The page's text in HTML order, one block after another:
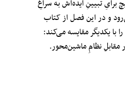
برایِ تبیینِ ایده‌اش به سراغ‌ِ
و در این فصل از کتاب
با یکدیگر مقایسه می‌کند:
نظامِ ماشین‌محور.